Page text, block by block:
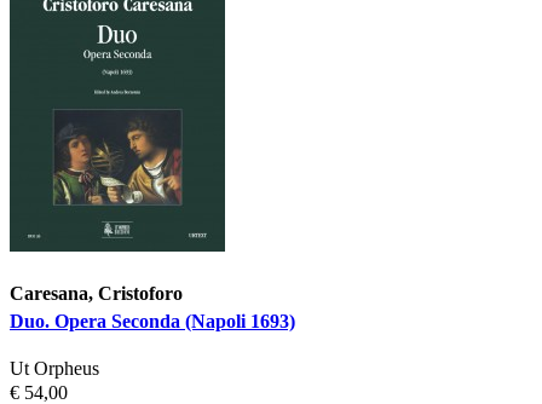
Caresana, Cristoforo
Duo. Opera Seconda (Napoli 1693)
Ut Orpheus
€ 54,00